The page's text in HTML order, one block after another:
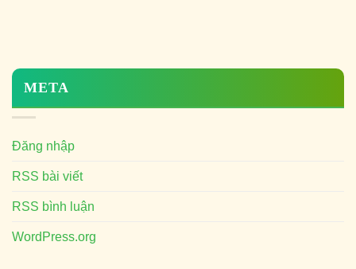
META
Đăng nhập
RSS bài viết
RSS bình luận
WordPress.org